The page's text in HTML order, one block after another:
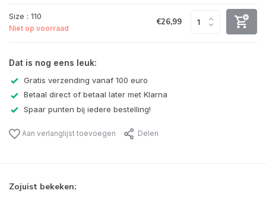
Size : 110
Niet op voorraad
€26,99
Dat is nog eens leuk:
Gratis verzending vanaf 100 euro
Betaal direct of betaal later met Klarna
Spaar punten bij iedere bestelling!
Aan verlanglijst toevoegen Delen
Zojuist bekeken: